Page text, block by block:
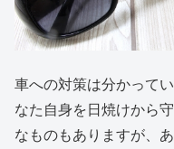
車への対策は分かって
なた自身を日焼けから
なものもありますが、